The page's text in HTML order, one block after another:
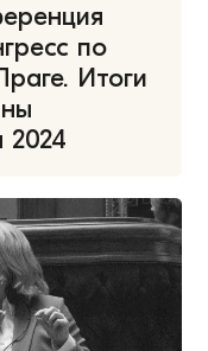
по
Итоги
2024